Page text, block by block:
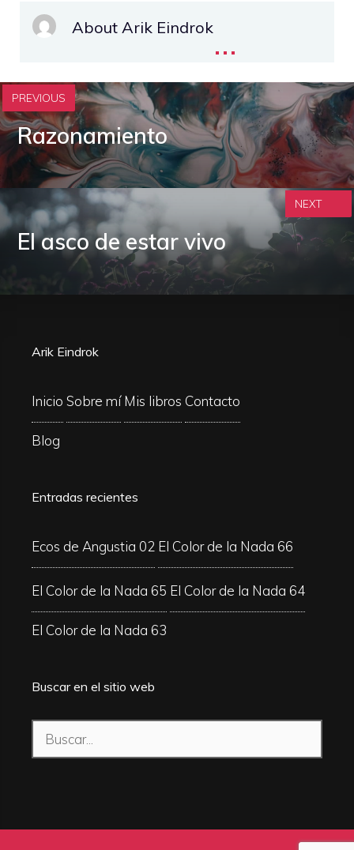
About Arik Eindrok...
PREVIOUS
Razonamiento
El asco de estar vivo
NEXT
Arik Eindrok
Inicio Sobre mí Mis libros Contacto
Blog
Entradas recientes
Ecos de Angustia 02 El Color de la Nada 66
El Color de la Nada 65 El Color de la Nada 64
El Color de la Nada 63
Buscar en el sitio web